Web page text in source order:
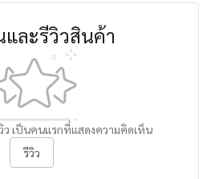
ละรีวิวสินค้า
ว เป็นคนแรกที่แสดงความคิดเห็น
รีวิว